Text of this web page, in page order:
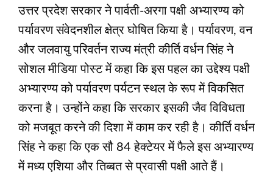
उत्तर प्रदेश सरकार ने पार्वती-अरगा पक्षी अभ्‍यारण्य को
पर्यावरण संवेदनशील क्षेत्र घोषित किया है। पर्यावरण, वन
और जलवायु परिवर्तन राज्य मंत्री कीर्ति वर्धन सिंह ने
सोशल मीडिया पोस्ट में कहा कि इस पहल का उद्देश्‍य पक्षी
अभ्‍यारण्य को पर्यावरण पर्यटन स्थल के रूप में विकसित
करना है। उन्‍होंने कहा कि सरकार इसकी जैव विविधता
को मजबूत करने की दिशा में काम कर रही है। कीर्ति वर्धन
सिंह ने कहा कि एक सौ 84 हेक्टेयर में फैले इस अभ्‍यारण्य
में मध्य एशिया और तिब्बत से प्रवासी पक्षी आते हैं।